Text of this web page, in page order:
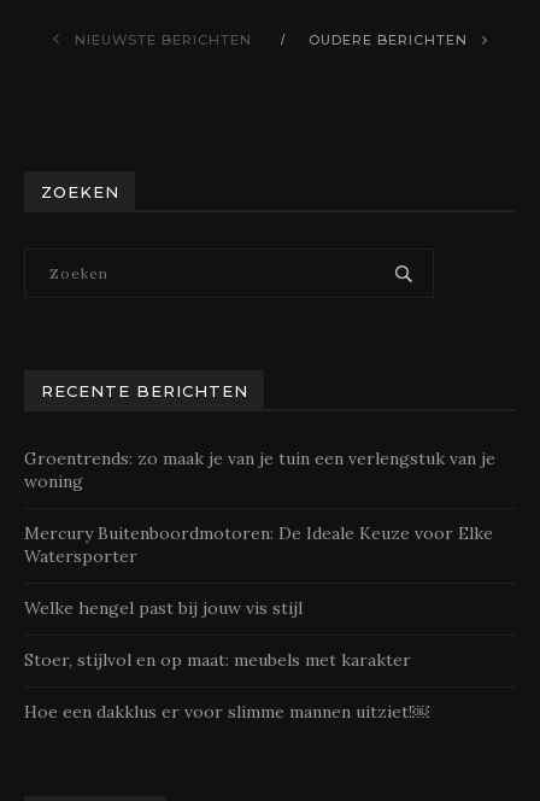
NIEUWSTE BERICHTEN OUDERE BERICHTEN
ZOEKEN
RECENTE BERICHTEN
Groentrends: zo maak je van je tuin een verlengstuk van je
woning
Mercury Buitenboordmotoren: De Ideale Keuze voor Elke
Watersporter
Welke hengel past bij jouw vis stijl
Stoer, stijlvol en op maat: meubels met karakter
Hoe een dakklus er voor slimme mannen uitziet!￼